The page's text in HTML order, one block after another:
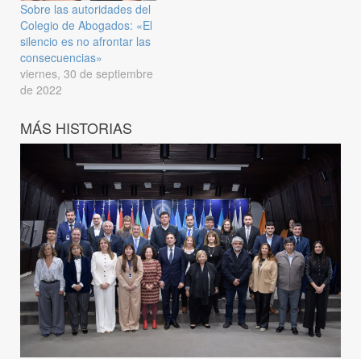
Sobre las autoridades del
Colegio de Abogados: «El
silencio es no afrontar las
consecuencias»
viernes, 30 de septiembre
de 2022
MÁS HISTORIAS